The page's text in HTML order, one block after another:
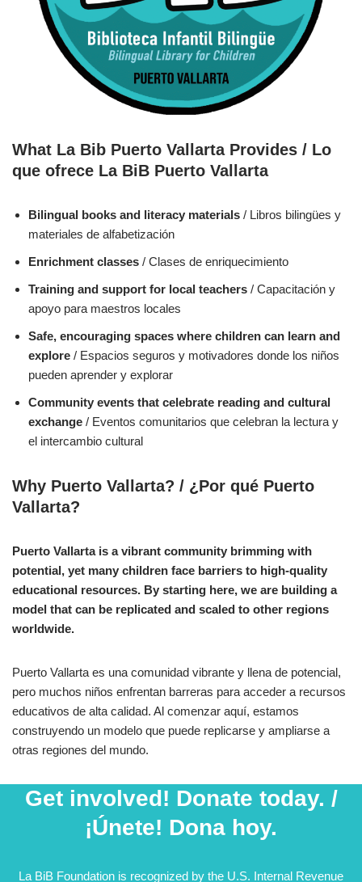
What La Bib Puerto Vallarta Provides / Lo
que ofrece La BiB Puerto Vallarta
Bilingual books and literacy materials / Libros bilingües y
materiales de alfabetización
Enrichment classes / Clases de enriquecimiento
Training and support for local teachers / Capacitación y
apoyo para maestros locales
Safe, encouraging spaces where children can learn and
explore / Espacios seguros y motivadores donde los niños
pueden aprender y explorar
Community events that celebrate reading and cultural
exchange / Eventos comunitarios que celebran la lectura y
el intercambio cultural
Why Puerto Vallarta? / ¿Por qué Puerto
Vallarta?
Puerto Vallarta is a vibrant community brimming with
potential, yet many children face barriers to high-quality
educational resources. By starting here, we are building a
model that can be replicated and scaled to other regions
worldwide.
Puerto Vallarta es una comunidad vibrante y llena de potencial,
pero muchos niños enfrentan barreras para acceder a recursos
educativos de alta calidad. Al comenzar aquí, estamos
construyendo un modelo que puede replicarse y ampliarse a
otras regiones del mundo.
Get involved! Donate today. /
¡Únete! Dona hoy.
La BiB Foundation is recognized by the U.S. Internal Revenue